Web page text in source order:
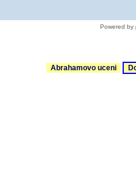
Powered by
Abrahamovo uceni